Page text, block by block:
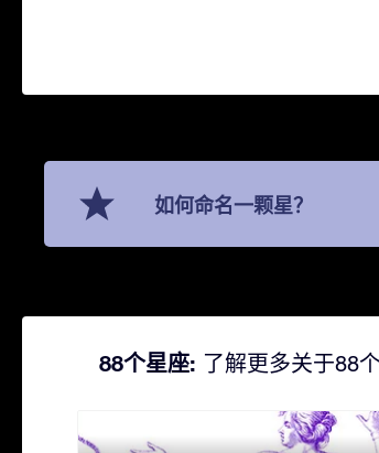
如何命名一颗星？
88个星座: 了解更多关于88